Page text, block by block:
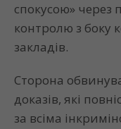
спокусою» через
контролю з боку
закладів.
Сторона
доказів, які
за всіма